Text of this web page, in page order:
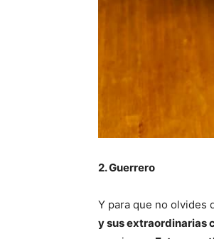
2. Guerrero
Y para que no olvides
y sus extraordinarias